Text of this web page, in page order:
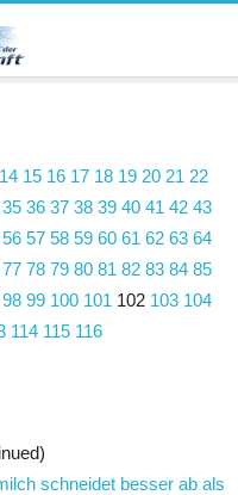
14 15 16 17 18 19 20 21 22
35 36 37 38 39 40 41 42 43
56 57 58 59 60 61 62 63 64
77 78 79 80 81 82 83 84 85
98 99 100 101 102 103 104
114 115 116
schneidet besser ab als